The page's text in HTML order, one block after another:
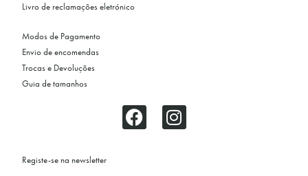
Livro de reclamações eletrónico
Modos de Pagamento
Envio de encomendas
Trocas e Devoluções
Guia de tamanhos
Registe-se na newsletter